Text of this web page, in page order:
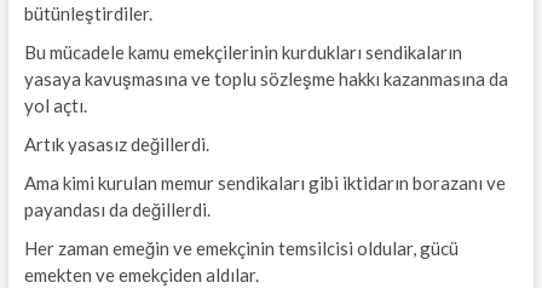
bütünleştirdiler.
Bu mücadele kamu emekçilerinin kurdukları sendikaların
yasaya kavuşmasına ve toplu sözleşme hakkı kazanmasına da
yol açtı.
Artık yasasız değillerdi.
Ama kimi kurulan memur sendikaları gibi iktidarın borazanı ve
payandası da değillerdi.
Her zaman emeğin ve emekçinin temsilcisi oldular, gücü
emekten ve emekçiden aldılar.